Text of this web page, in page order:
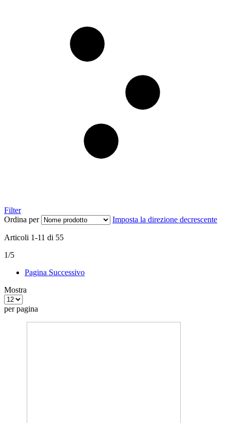
Filter
Ordina per
Imposta la direzione decrescente
Articoli 1-11 di 55
1/5
Pagina Successivo
Mostra
per pagina